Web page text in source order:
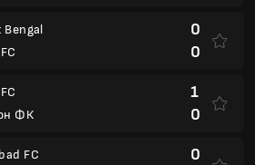
Bengal
0
0
ФК
1
0
FC
0